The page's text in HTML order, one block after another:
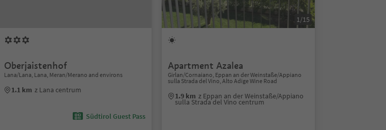
Oberjaistenhof
Lana/Lana, Lana, Meran/Merano and environs
1.1 km z Lana centrum
Südtirol Guest Pass
1/15
Apartment Azalea
Girlan/Cornaiano, Eppan an der Weinstaße/Appiano
sulla Strada del Vino, Alto Adige Wine Road
1.9 km z Eppan an der Weinstaße/Appiano
sulla Strada del Vino centrum